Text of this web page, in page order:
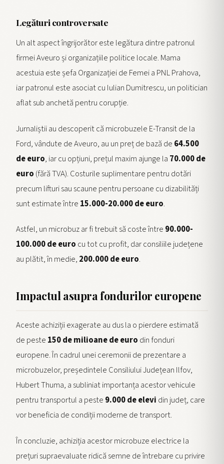
Legături controversate
Un alt aspect îngrijorător este legătura dintre patronul
firmei Aveuro și organizațiile politice locale. Mama
acestuia este șefa Organizației de Femei a PNL Prahova,
iar patronul este asociat cu Iulian Dumitrescu, un politician
aflat sub anchetă pentru corupție.
Jurnaliștii au descoperit că microbuzele E-Transit de la
Ford, vândute de Aveuro, au un preț de bază de 64.500
de euro, iar cu opțiuni, prețul maxim ajunge la 70.000 de
euro (fără TVA). Costurile suplimentare pentru dotări
precum lifturi sau scaune pentru persoane cu dizabilități
sunt estimate între 15.000-20.000 de euro.
Astfel, un microbuz ar fi trebuit să coste între 90.000-
100.000 de euro cu tot cu profit, dar consiliile județene
au plătit, în medie, 200.000 de euro.
Impactul asupra fondurilor europene
Aceste achiziții exagerate au dus la o pierdere estimată
de peste 150 de milioane de euro din fonduri
europene. În cadrul unei ceremonii de prezentare a
microbuzelor, președintele Consiliului Județean Ilfov,
Hubert Thuma, a subliniat importanța acestor vehicule
pentru transportul a peste 9.000 de elevi din județ, care
vor beneficia de condiții moderne de transport.
În concluzie, achiziția acestor microbuze electrice la
prețuri supraevaluate ridică semne de întrebare cu privire